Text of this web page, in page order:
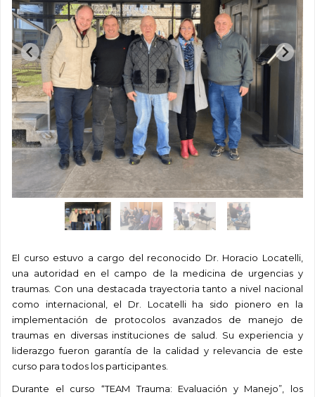
El curso estuvo a cargo del reconocido Dr. Horacio Locatelli,
una autoridad en el campo de la medicina de urgencias y
traumas. Con una destacada trayectoria tanto a nivel nacional
como internacional, el Dr. Locatelli ha sido pionero en la
implementación de protocolos avanzados de manejo de
traumas en diversas instituciones de salud. Su experiencia y
liderazgo fueron garantía de la calidad y relevancia de este
curso para todos los participantes.
Durante el curso “TEAM Trauma: Evaluación y Manejo”, los